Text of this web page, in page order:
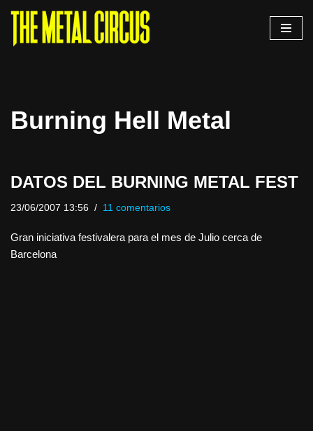
Saltar
Burning Hell Metal
DATOS DEL BURNING METAL FEST
23/06/2007 13:56 11 comentarios
Gran iniciativa festivalera para el mes de Julio cerca de
Barcelona